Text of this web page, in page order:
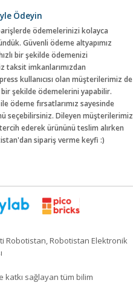
Ödeyin
ödemelerinizi kolayca
Güvenli ödeme altyapımız
bir şekilde ödemenizi
taksit imkanlarımızdan
kullanıcısı olan müşterilerimiz de
şekilde ödemelerini yapabilir.
ödeme fırsatlarımız sayesinde
seçebilirsiniz. Dileyen müşterilerimiz
ederek ürününü teslim alırken
sipariş verme keyfi :)
Robotistan, Robotistan Elektronik
sağlayan tüm bilim